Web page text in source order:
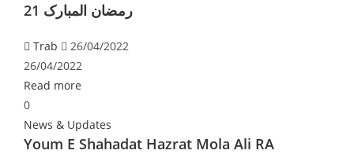
21 رمضان المبارک
Trab
26/04/2022
26/04/2022
Read more
0
News & Updates
Youm E Shahadat Hazrat Mola Ali RA